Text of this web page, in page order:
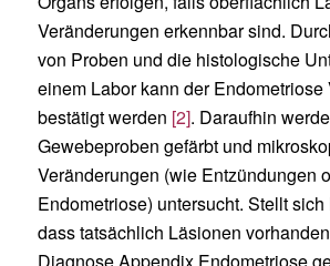
Veränderungen erkennbar sind.
von Proben und die histologische
einem Labor kann der Endometriose
bestätigt werden [2]. Daraufhin
Gewebeproben gefärbt und
Veränderungen (wie Entzündungen
Endometriose) untersucht. Stellt
dass tatsächlich Läsionen